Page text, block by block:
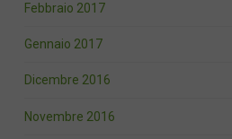
Febbraio 2017
Gennaio 2017
Dicembre 2016
Novembre 2016